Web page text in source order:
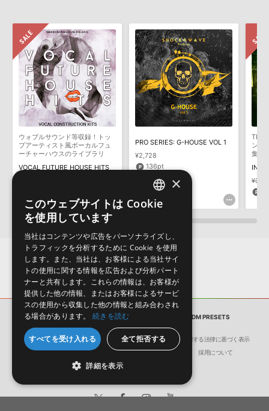
知らせするメールの2通が送信されます。メールに記載されており
ます説明に沿って、製品のダウンロード／導入を行って下さい。
サンプルパック製品には、原則として日本語版操作マニュアルをご
用意しておりません。ご購入後のご不明点や詳細に関するお問い合
わせなどはテクニカルサポート
までご連絡ください。
デモソングは、製品収録サウンドを使ってできることを紹介するた
めのデモンストレーション用の楽曲です。原則として、デモソング
そのものをお使いいただくことはできません。また、デモソングを
構成する全てのサウンドが、サンプルパックに含まれていることを
保証するものではありません。
ダウンロード製品という性質上、一切の返品・返金はお受け付け致
しかねます。
2022.05.25
マークのついた情報は、該当する製品のご購入ユーザー様専用となって
おります。ご覧頂くには、該当する製品をご購入頂く必要がございます。
MELBOURNE BOUNCE & EDM PRESETSのサポート情報
ウォブルサウンド等収録！トッ
プアーティスト風ボーカルフュ
ーチャーハウスのライブラリ
VOCAL FUTURE HOUSE HITS
PRO SERIES: G-HOUSE VOL 1
¥2,728
136pt
ンス
集第
サンプルパック MELBOURNE BOUNCE & EDM PRESETS
会社概要 環境保護（CSR）への取り組み
特定商取引に関する法律に基づく表示
サイト動作環境
利用規約 個人情報の保護について 採用について
ENGLISH
×
このウェブサイトは Cookie
を使用しています
当社はコンテンツや広告をパーソナライズし、
トラフィックを分析するために Cookie を使用
します。また、当社は、お客様による当社サイ
トの使用に関する情報を広告および分析パート
ナーと共有します。これらの情報は、お客様が
提供した他の情報、またはお客様によるサービ
スの使用から収集した他の情報と組み合わされ
る場合があります。
続きを読む
すべてを受け入れる 全て拒否する
詳細を表示